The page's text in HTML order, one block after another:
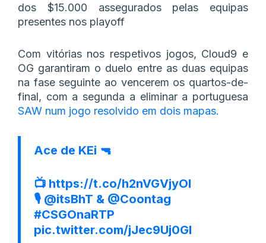
dos $15.000 assegurados pelas equipas
presentes nos playoff
Com vitórias nos respetivos jogos, Cloud9 e
OG garantiram o duelo entre as duas equipas
na fase seguinte ao vencerem os quartos-de-
final, com a segunda a eliminar a portuguesa
SAW num jogo resolvido em dois mapas.
Ace de KEi 🔫
📺 https://t.co/h2nVGVjyOI
🎙️ @itsBhT & @Coontag
#CSGOnaRTP
pic.twitter.com/jJec9Uj0Gl